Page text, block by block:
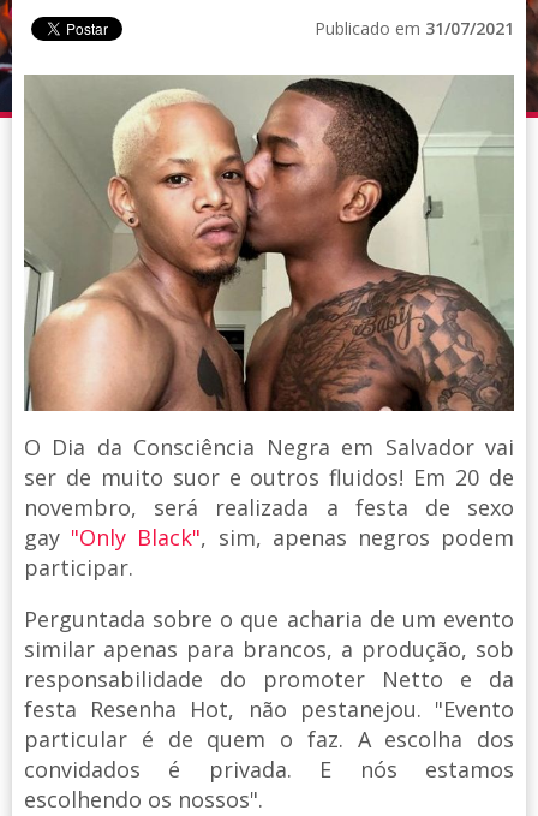
Publicado em 31/07/2021
O Dia da Consciência Negra em Salvador vai
ser de muito suor e outros fluidos! Em 20 de
novembro, será realizada a festa de sexo
gay "Only Black", sim, apenas negros podem
participar.
Perguntada sobre o que acharia de um evento
similar apenas para brancos, a produção, sob
responsabilidade do promoter Netto e da
festa Resenha Hot, não pestanejou. "Evento
particular é de quem o faz. A escolha dos
convidados é privada. E nós estamos
escolhendo os nossos".